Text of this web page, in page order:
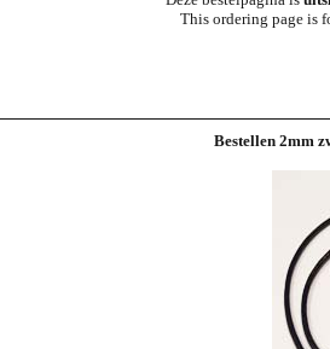
This ordering page is
Bestellen 2mm